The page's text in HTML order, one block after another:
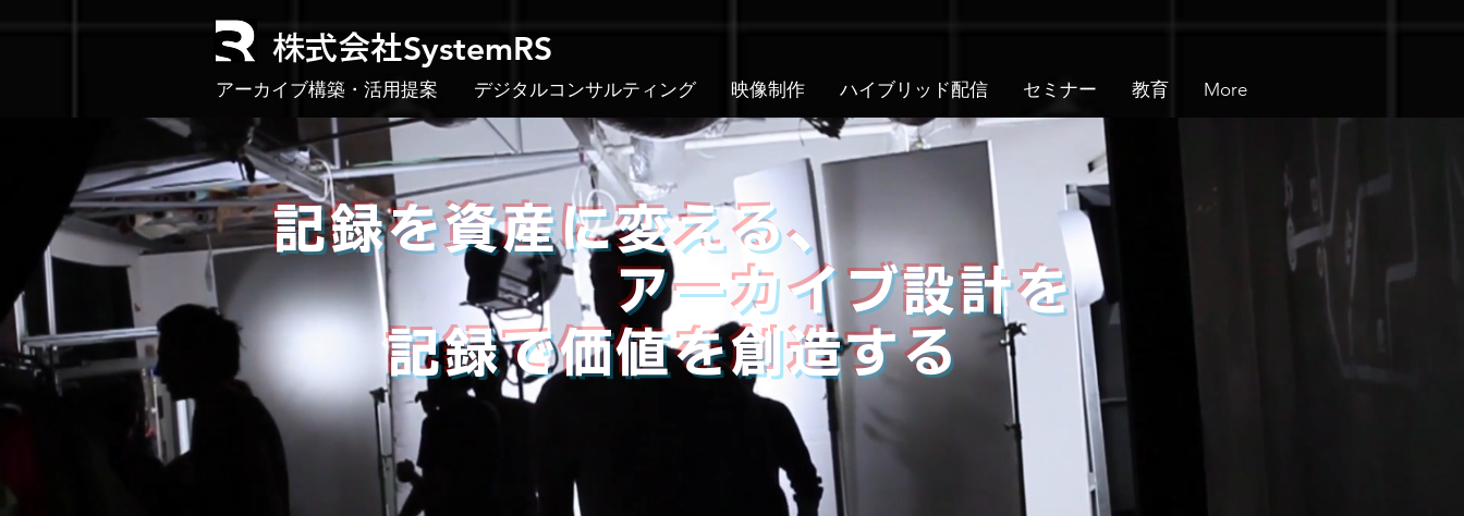
株式会社SystemRS
アーカイブ構築・活用提案 デジタルコンサルティング 映像制作 ハイブリッド配信 セミナー 教育 More
記録を資産に変える、
アーカイブ設計を
​ 記録で価値を創造する